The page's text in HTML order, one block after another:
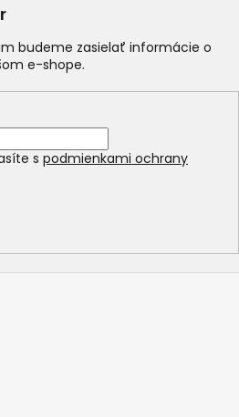
budeme zasielať informácie o
e-shope.
s podmienkami ochrany